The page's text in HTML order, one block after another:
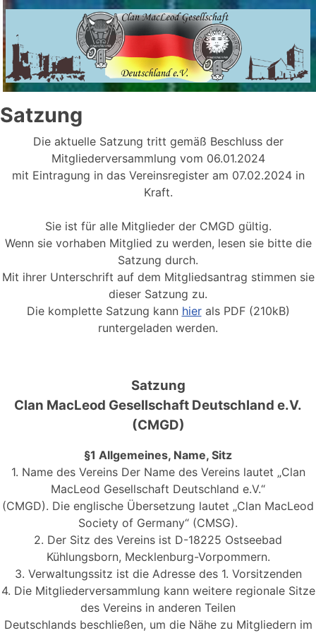
Satzung
Die aktuelle Satzung tritt gemäß Beschluss der
Mitgliederversammlung vom 06.01.2024
mit Eintragung in das Vereinsregister am 07.02.2024 in
Kraft.
Sie ist für alle Mitglieder der CMGD gültig.
Wenn sie vorhaben Mitglied zu werden, lesen sie bitte die
Satzung durch.
Mit ihrer Unterschrift auf dem Mitgliedsantrag stimmen sie
dieser Satzung zu.
Die komplette Satzung kann hierals PDF (210kB)
runtergeladen werden.
Satzung
Clan MacLeod Gesellschaft Deutschland e.V.
(CMGD)
§1 Allgemeines, Name, Sitz
1. Name des Vereins Der Name des Vereins lautet „Clan
MacLeod Gesellschaft Deutschland e.V.“
(CMGD). Die englische Übersetzung lautet „Clan MacLeod
Society of Germany“ (CMSG).
2. Der Sitz des Vereins ist D-18225 Ostseebad
Kühlungsborn, Mecklenburg-Vorpommern.
3. Verwaltungssitz ist die Adresse des 1. Vorsitzenden
4. Die Mitgliederversammlung kann weitere regionale Sitze
des Vereins in anderen Teilen
Deutschlands beschließen, um die Nähe zu Mitgliedern im